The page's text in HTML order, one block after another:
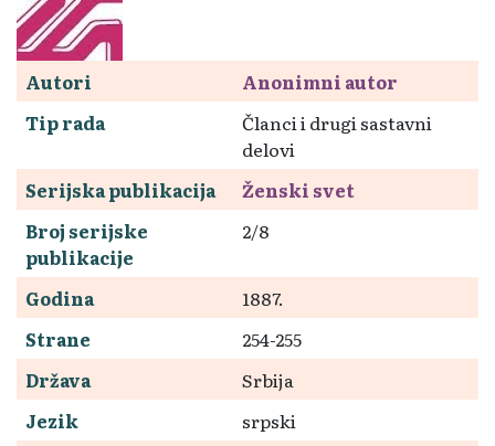
Autori
Anonimni autor
Tip rada
Članci i drugi sastavni
delovi
Serijska publikacija
Ženski svet
Broj serijske
publikacije
2/8
Godina
1887.
Strane
254-255
Država
Srbija
Jezik
srpski